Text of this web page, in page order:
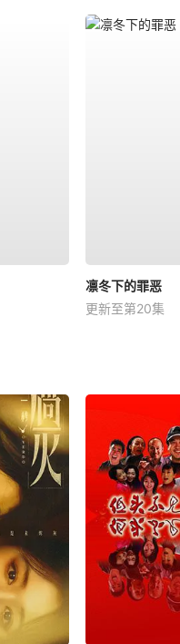
凛冬下的罪恶
更新至第20集